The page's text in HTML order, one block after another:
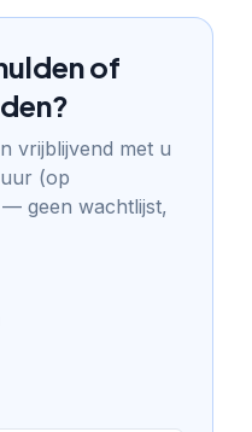
of
vrijblijvend met u
(op
geen wachtlijst,